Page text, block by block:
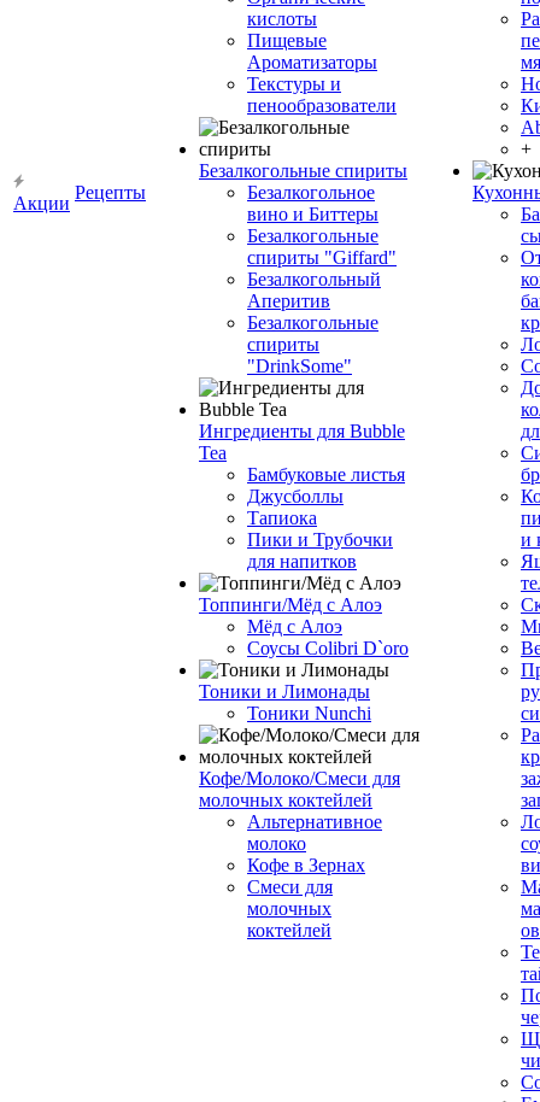
Акции
Рецепты
кислоты
Пищевые
Ароматизаторы
Текстуры и
пенообразователи
Безалкогольные спириты
Безалкогольное
вино и Биттеры
Безалкогольные
спириты "Giffard"
Безалкогольный
Аперитив
Безалкогольные
спириты
"DrinkSome"
Ингредиенты для Bubble
Tea
Бамбуковые листья
Джусболлы
Тапиока
Пики и Трубочки
для напитков
Топпинги/Мёд с Алоэ
Мёд с Алоэ
Соусы Colibri D`oro
Тоники и Лимонады
Тоники Nunchi
Кофе/Молоко/Смеси для
молочных коктейлей
Альтернативное
молоко
Кофе в Зернах
Смеси для
молочных
коктейлей
+
и